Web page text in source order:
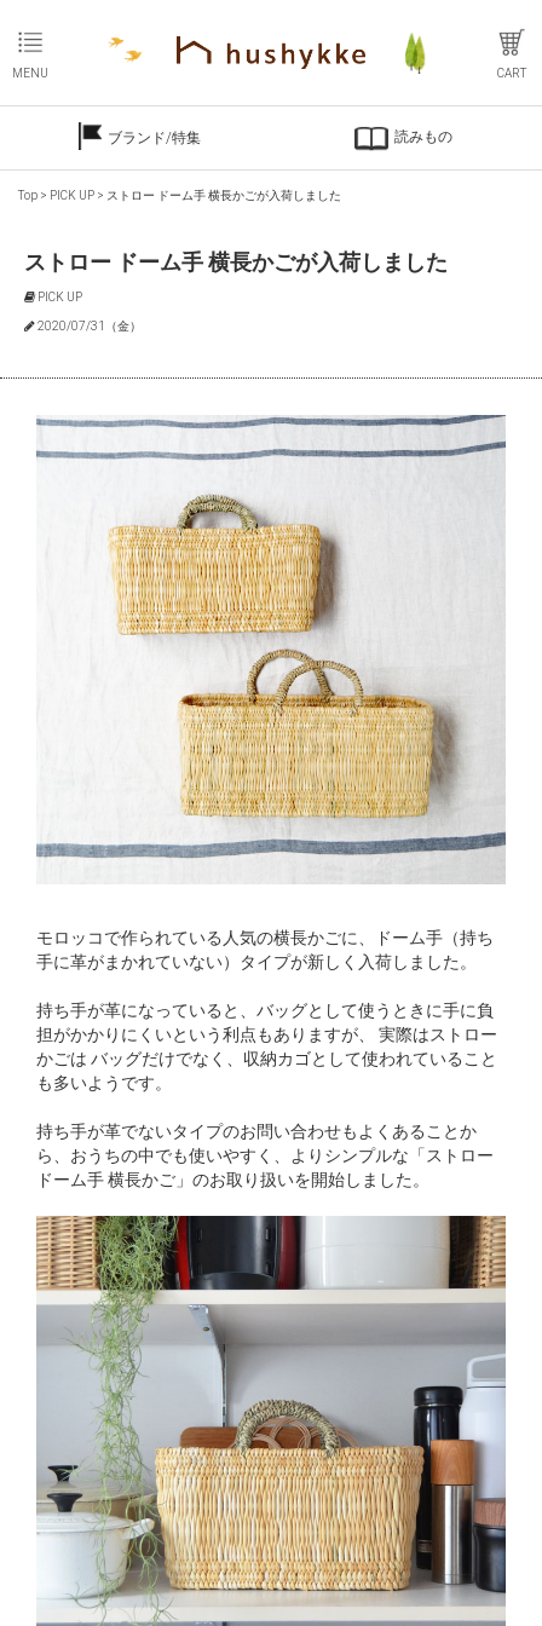
MENU CART
ブランド/特集 読みもの
Top > PICK UP > ストロー ドーム手 横長かごが入荷しました
ストロー ドーム手 横長かごが入荷しました
PICK UP
2020/07/31（金）
モロッコで作られている人気の横長かごに、ドーム手（持ち
手に革がまかれていない）タイプが新しく入荷しました。
持ち手が革になっていると、バッグとして使うときに手に負
担がかかりにくいという利点もありますが、 実際はストロー
かごは バッグだけでなく、収納カゴとして使われていること
も多いようです。
持ち手が革でないタイプのお問い合わせもよくあることか
ら、おうちの中でも使いやすく、よりシンプルな「ストロー
ドーム手 横長かご」のお取り扱いを開始しました。